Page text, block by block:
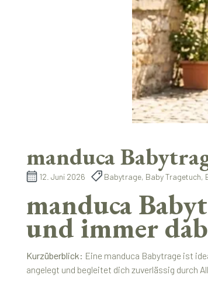
manduca
12. Juni 2026 Babytrage, Baby Tragetuch,
manduca
und immer
Kurzüberblick: Eine manduca Babytrage ist
angelegt und begleitet dich zuverlässig durch